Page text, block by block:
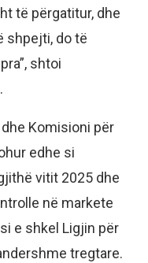
të përgatitur, dhe
shpejti, do të
shtoi
Komisioni për
edhe si
vitit 2025 dhe
në markete
e shkel Ligjin për
tregtare.